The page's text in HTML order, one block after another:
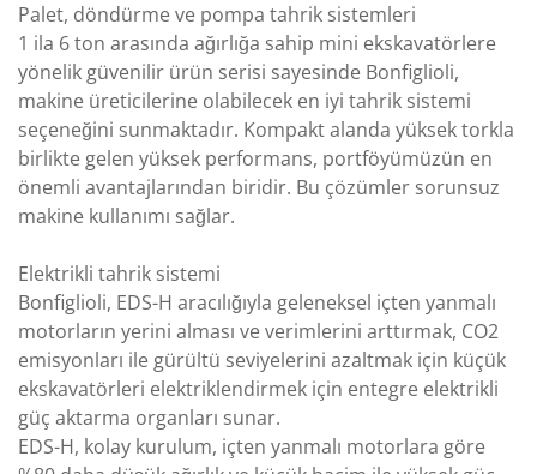
Palet, döndürme ve pompa tahrik sistemleri
1 ila 6 ton arasında ağırlığa sahip mini ekskavatörlere
yönelik güvenilir ürün serisi sayesinde Bonfiglioli,
makine üreticilerine olabilecek en iyi tahrik sistemi
seçeneğini sunmaktadır. Kompakt alanda yüksek torkla
birlikte gelen yüksek performans, portföyümüzün en
önemli avantajlarından biridir. Bu çözümler sorunsuz
makine kullanımı sağlar.
Elektrikli tahrik sistemi
Bonfiglioli, EDS-H aracılığıyla geleneksel içten yanmalı
motorların yerini alması ve verimlerini arttırmak, CO2
emisyonları ile gürültü seviyelerini azaltmak için küçük
ekskavatörleri elektriklendirmek için entegre elektrikli
güç aktarma organları sunar.
EDS-H, kolay kurulum, içten yanmalı motorlara göre